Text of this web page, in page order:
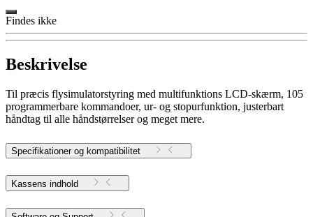
Findes ikke
Beskrivelse
Til præcis flysimulatorstyring med multifunktions LCD-skærm, 105
programmerbare kommandoer, ur- og stopurfunktion, justerbart
håndtag til alle håndstørrelser og meget mere.
Specifikationer og kompatibilitet
Kassens indhold